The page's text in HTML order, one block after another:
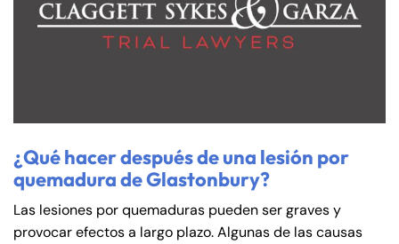
¿Qué hacer después de una lesión por
quemadura de Glastonbury?
Las lesiones por quemaduras pueden ser graves y
provocar efectos a largo plazo. Algunas de las causas